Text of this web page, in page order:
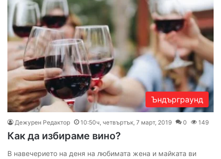
Ъндърграунд
Дежурен Редактор 10:50ч, четвъртък, 7 март, 2019 0 149
Как да избираме вино?
В навечерието на деня на любимата жена и майката ви